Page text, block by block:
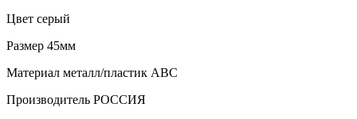
Цвет серый
Размер 45мм
Материал металл/пластик АВС
Производитель РОССИЯ